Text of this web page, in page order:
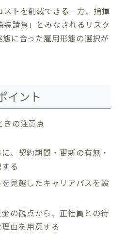
ストを削減できる一方、指揮
請負」とみなされるリスク
に合った雇用形態の選択が
イント
きの注意点
、契約期間・更新の有無・
る
見越したキャリアパスを設
の観点から、正社員との待
由を用意する